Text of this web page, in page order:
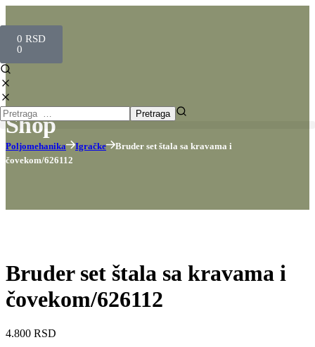
0 RSD
0
Shop
Poljomehanika Igračke
Bruder set štala sa kravama i
čovekom/626112
Bruder set štala sa kravama i
čovekom/626112
4.800 RSD